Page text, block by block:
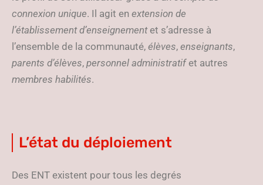
connexion unique. Il agit en extension de
l’établissement d’enseignementet s’adresse à
l’ensemble de la communauté, élèves, enseignants,
parents d’élèves, personnel administratifet autres
membres habilités.
L’état du déploiement
Des ENT existent pour tous les degrés